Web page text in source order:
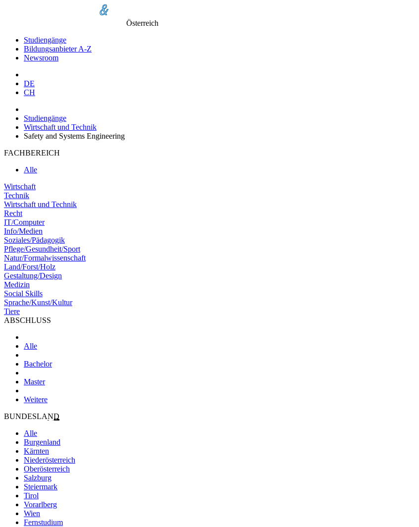
Österreich
Studiengänge
Bildungsanbieter A-Z
Newsroom
DE
CH
Studiengänge
Wirtschaft und Technik
Safety and Systems Engineering
FACHBEREICH
Alle
Wirtschaft
Technik
Wirtschaft und Technik
Recht
IT/Computer
Info/Medien
Soziales/Pädagogik
Pflege/Gesundheit/Sport
Natur/Formalwissenschaft
Land/Forst/Holz
Gestaltung/Design
Medizin
Social Skills
Sprache/Kunst/Kultur
Tiere
ABSCHLUSS
Alle
Bachelor
Master
Weitere
BUNDESLAND
Alle
Burgenland
Kärnten
Niederösterreich
Oberösterreich
Salzburg
Steiermark
Tirol
Vorarlberg
Wien
Fernstudium